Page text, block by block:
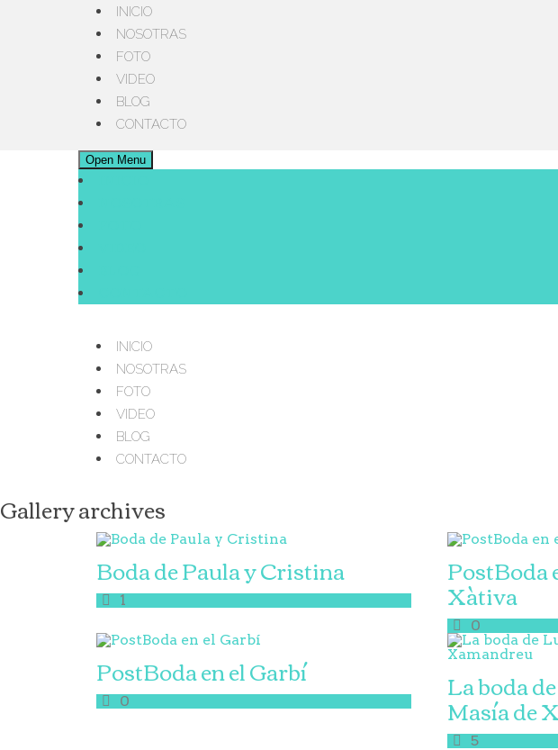
INICIO
NOSOTRAS
FOTO
VIDEO
BLOG
CONTACTO
Open Menu
INICIO
NOSOTRAS
FOTO
VIDEO
BLOG
CONTACTO
Gallery archives
Boda de Paula y Cristina
1
PostBoda
Xàtiva
0
PostBoda en el Garbí
0 La boda
Masía de
5